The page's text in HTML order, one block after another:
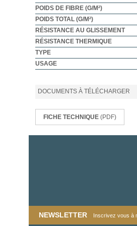
POIDS DE FIBRE (G/M²)
POIDS TOTAL (G/M²)
RÉSISTANCE AU GLISSEMENT
RÉSISTANCE THERMIQUE
TYPE
USAGE
DOCUMENTS À TÉLÉCHARGER
FICHE TECHNIQUE (PDF)
NEWSLETTER Inscrivez vous à